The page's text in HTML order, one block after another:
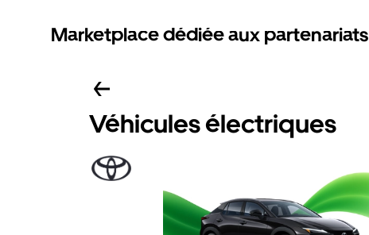
Marketplace dédiée aux partenariats
Véhicules électriques